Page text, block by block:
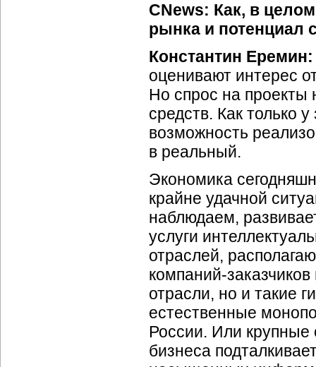
CNews: Как, в
рынка и потенциал
Константин
оценивают интерес
Но спрос на проекты
средств. Как только
возможность
в реальный.
Экономика
крайне удачной
наблюдаем,
услуги
отраслей,
компаний-заказчиков
отрасли, но и такие
естественные
России. Или крупные
бизнеса